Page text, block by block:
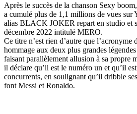
Après le succès de la chanson Sexy
a cumulé plus de 1,1 millions de vues
alias BLACK JOKER repart en studio et
décembre 2022 intitulé MERO.
Ce titre n’est rien d’autre que l’acronyme
hommage aux deux plus grandes
faisant parallèlement allusion à sa propre
il déclare qu’il est le numéro un et qu’il
concurrents, en soulignant qu’il dribble
font Messi et Ronaldo.